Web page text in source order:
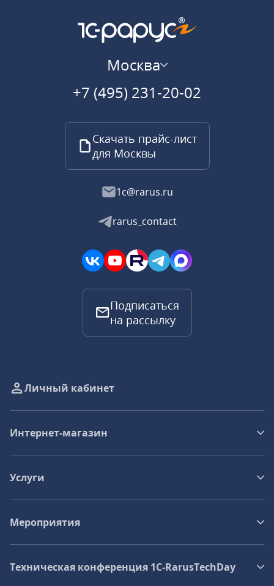
Москва
+7 (495) 231-20-02
Скачать прайс-лист
для Москвы
1c@rarus.ru
rarus_contact
Подписаться
на рассылку
Личный кабинет
Интернет-магазин
Услуги
Мероприятия
Техническая конференция 1C‑RarusTechDay